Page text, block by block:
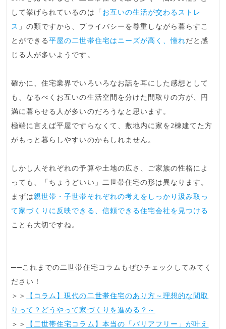
して挙げられているのは「 お互いの生活が交わるストレ
ス 」の類ですから、プライバシーを尊重しながら暮らすこ
とができる平屋の二世帯住宅はニーズが高く、憧れだと感
じる人が多いようです。
確かに、住宅業界でいろいろなお話を耳にした感想として
も、なるべくお互いの生活空間を分けた間取りの方が、円
満に暮らせる人が多いのだろうなと思います。
極端に言えば平屋ですらなくて、敷地内に家を2棟建てた方
がもっと暮らしやすいのかもしれません。
しかし人それぞれの予算や土地の広さ、ご家族の性格によ
っても、「ちょうどいい」二世帯住宅の形は異なります。
まずは親世帯・子世帯それぞれの考えをしっかり汲み取っ
て家づくりに反映できる、信頼できる住宅会社 を見つける
ことも大切ですね。
──これまでの二世帯住宅コラムもぜひチェックしてみてく
ださい！
＞＞
【コラム】現代の二世帯住宅のあり方～理想的な間取
りって？どうやって家づくりを進める？～
＞＞
【二世帯住宅コラム】本当の「バリアフリー」が叶え